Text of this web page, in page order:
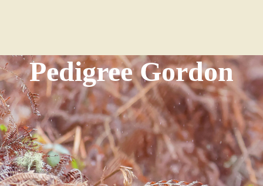
Pedigree Gordon